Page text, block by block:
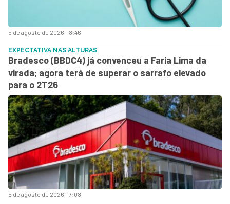
5 de agosto de 2026 - 8:46
5 de agosto de 2026 - 7:08
EXPECTATIVA NAS ALTURAS
Bradesco (BBDC4) já convenceu a Faria Lima da
virada; agora terá de superar o sarrafo elevado
para o 2T26